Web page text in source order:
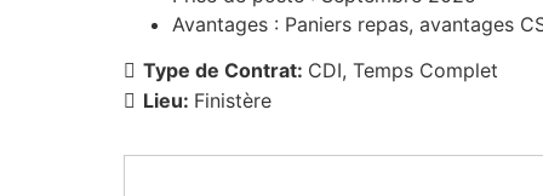
Avantages : Paniers repas, avantages
Type de Contrat: CDI Temps Complet
Lieu: Finistère